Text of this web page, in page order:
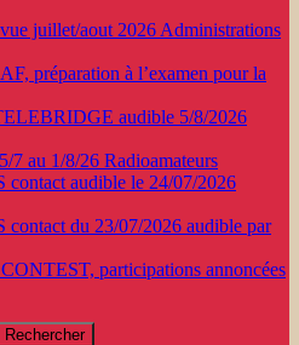
juillet/aout 2026 Administrations
préparation à l’examen pour la
audible 5/8/2026
7 au 1/8/26 Radioamateurs
contact audible le 24/07/2026
contact du 23/07/2026 audible par
participations annoncées